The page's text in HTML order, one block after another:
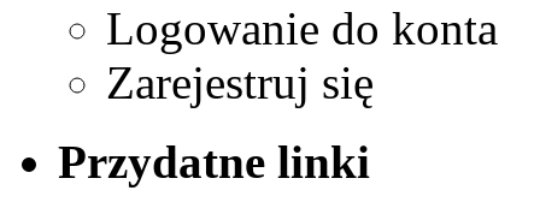
Logowanie do konta
Zarejestruj się
Przydatne linki